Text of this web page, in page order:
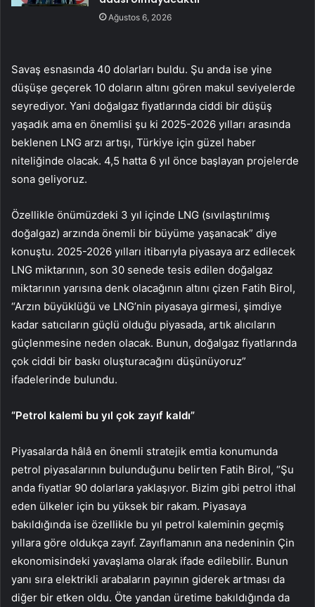
Ağustos 6, 2026
Savaş esnasında 40 dolarları buldu. Şu anda ise yine
düşüşe geçerek 10 doların altını gören makul seviyelerde
seyrediyor. Yani doğalgaz fiyatlarında ciddi bir düşüş
yaşadık ama en önemlisi şu ki 2025-2026 yılları arasında
beklenen LNG arzı artışı, Türkiye için güzel haber
niteliğinde olacak. 4,5 hatta 6 yıl önce başlayan projelerde
sona geliyoruz.
Özellikle önümüzdeki 3 yıl içinde LNG (sıvılaştırılmış
doğalgaz) arzında önemli bir büyüme yaşanacak” diye
konuştu. 2025-2026 yılları itibarıyla piyasaya arz edilecek
LNG miktarının, son 30 senede tesis edilen doğalgaz
miktarının yarısına denk olacağının altını çizen Fatih Birol,
“Arzın büyüklüğü ve LNG’nin piyasaya girmesi, şimdiye
kadar satıcıların güçlü olduğu piyasada, artık alıcıların
güçlenmesine neden olacak. Bunun, doğalgaz fiyatlarında
çok ciddi bir baskı oluşturacağını düşünüyoruz”
ifadelerinde bulundu.
“Petrol kalemi bu yıl çok zayıf kaldı”
Piyasalarda hâlâ en önemli stratejik emtia konumunda
petrol piyasalarının bulunduğunu belirten Fatih Birol, “Şu
anda fiyatlar 90 dolarlara yaklaşıyor. Bizim gibi petrol ithal
eden ülkeler için bu yüksek bir rakam. Piyasaya
bakıldığında ise özellikle bu yıl petrol kaleminin geçmiş
yıllara göre oldukça zayıf. Zayıflamanın ana nedeninin Çin
ekonomisindeki yavaşlama olarak ifade edilebilir. Bunun
yanı sıra elektrikli arabaların payının giderek artması da
diğer bir etken oldu. Öte yandan üretime bakıldığında da